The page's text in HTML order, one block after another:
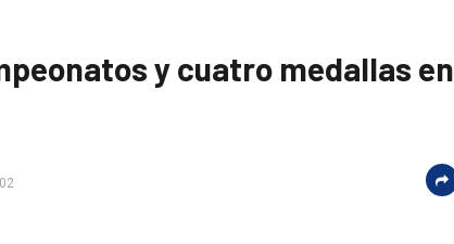
y cuatro medallas en